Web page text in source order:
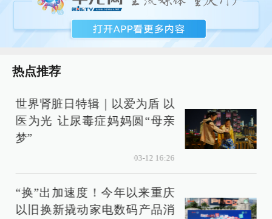
热点推荐
世界肾脏日特辑｜以爱为盾 以
医为光 让尿毒症妈妈圆“母亲
梦”
03-12 16:26
“换”出加速度！今年以来重庆
以旧换新撬动家电数码产品消